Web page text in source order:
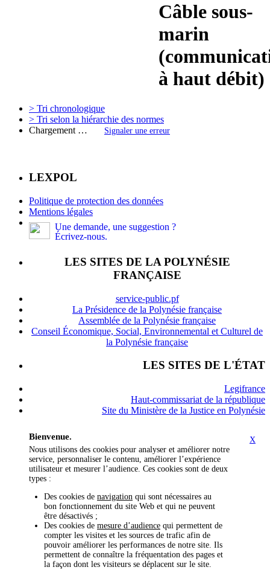
Câble sous-
marin
à haut débit)
> Tri chronologique
> Tri selon la hiérarchie des normes
Chargement …
Signaler une erreur
LEXPOL
Politique de protection des données
Mentions légales
Une demande, une suggestion ?
Écrivez-nous.
LES SITES DE LA POLYNÉSIE
FRANÇAISE
service-public.pf
La Présidence de la Polynésie française
Assemblée de la Polynésie française
Conseil Économique, Social, Environnemental et Culturel de
la Polynésie française
LES SITES DE L'ÉTAT
Legifrance
Haut-commissariat de la république
Site du Ministère de la Justice en Polynésie
X
Bienvenue.
Nous utilisons des cookies pour analyser et améliorer notre
service, personnaliser le contenu, améliorer l’expérience
utilisateur et mesurer l’audience. Ces cookies sont de deux
types :
Des cookies de navigation qui sont nécessaires au
bon fonctionnement du site Web et qui ne peuvent
être désactivés ;
Des cookies de mesure d’audience qui permettent de
compter les visites et les sources de trafic afin de
pouvoir améliorer les performances de notre site. Ils
permettent de connaître la fréquentation des pages et
la façon dont les visiteurs se déplacent sur le site.